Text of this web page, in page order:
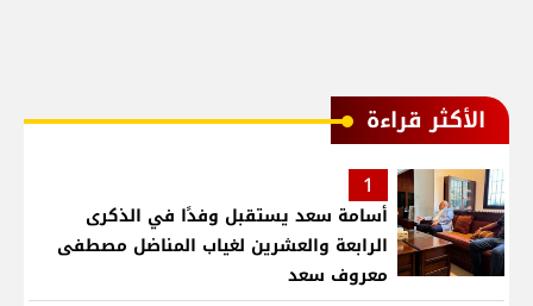
الأكثر قراءة
1
أسامة سعد يستقبل وفدًا في الذكرى
الرابعة والعشرين لغياب المناضل مصطفى
معروف سعد